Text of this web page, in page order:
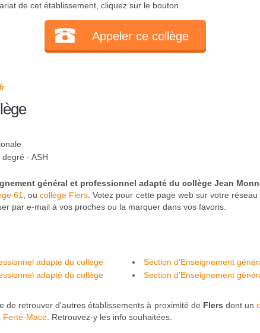
de cet établissement, cliquez sur le bouton.
Appeler ce collège
- ASH
général et professionnel adapté du collège Jean
61 , oucollège Flers . Votez pour cette page web sur votre
par e-mail à vos proches ou la marquer dans vos favoris.
adapté du collège
Section d'Enseignement
Racine - Alençon
adapté du collège
Section d'Enseignement
de retrouver d'autres établissements à proximité de Flers dont un
Ferté-Macé . Retrouvez-y les info souhaitées.